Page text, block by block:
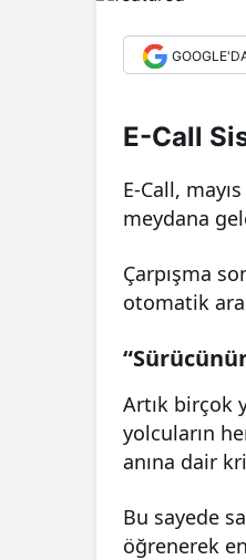
E-Call
E-Call,
meydana
Çarpışma
otomatik
Artık birçok
yolcuların
anına dair
Bu sayede
öğrenerek